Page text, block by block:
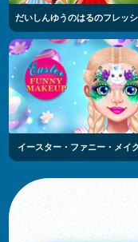
イースター・ファニー・メイ